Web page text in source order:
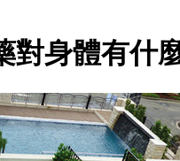
對身體有什